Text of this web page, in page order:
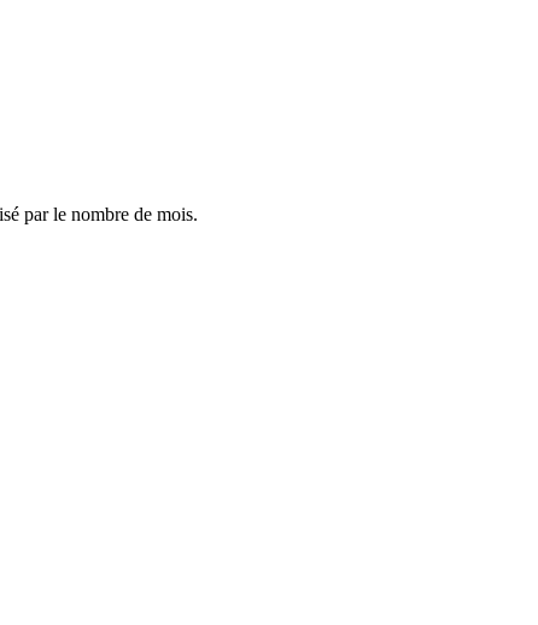
par le nombre de mois.